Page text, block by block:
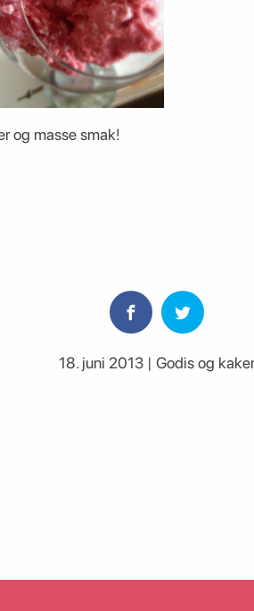
og masse smak!
18. juni 2013 | Godis og kaker